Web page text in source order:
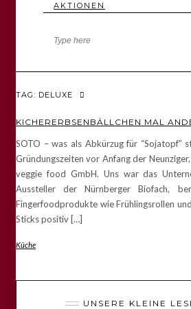
AKTIONEN
TAG: DELUXE
KICHERERBSENBÄLLCHEN MAL
SOTO – was als Abkürzug für “Sojatopf”
Gründungszeiten vor Anfang der
veggie food GmbH. Uns war das
Aussteller der Nürnberger Biofach,
Fingerfoodprodukte wie Frühlingsrollen
Sticks positiv […]
Küche
UNSERE KLEINE